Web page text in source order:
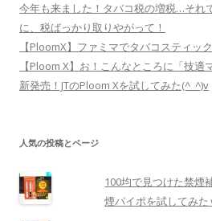
今年も来ました！タバコ税の増税…それ
に、税ばっかり取りやがって！
【PloomX】ファミマでタバコスティッ
【Ploom X】お！こんなところに「技適
新発売！JTのPloom Xを試してみた(^_^)v
人気の投稿とページ
100均で見つけた禁煙
煙パイポを試してみた